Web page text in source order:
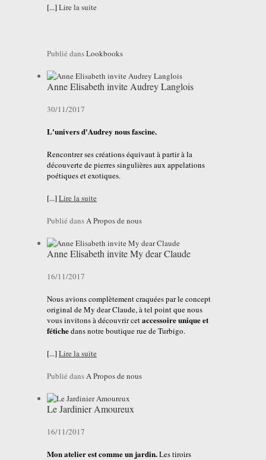
[...]Lire la suite
Publié dansLookbooks
Anne Elisabeth invite Audrey Langlois
30/11/2017
L'univers d'Audrey nous fascine.
Rencontrer ses créations équivaut à partir à la
découverte de pierres singulières aux appelations
poétiques et exotiques.
[...]Lire la suite
Publié dansA Propos de nous
Anne Elisabeth invite My dear Claude
16/11/2017
Nous avions complètement craquées par le concept
original de My dear Claude, à tel point que nous
vous invitons à découvrir cetaccessoire unique et
fétichedans notre boutique rue de Turbigo.
[...]Lire la suite
Publié dansA Propos de nous
Le Jardinier Amoureux
16/11/2017
Mon atelier est comme un jardin.Les tiroirs